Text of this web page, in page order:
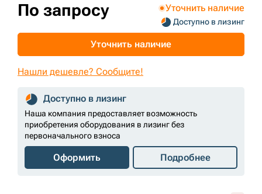
По запросу Уточнить наличие
Доступно в лизинг
Уточнить наличие
Нашли дешевле? Сообщите!
Доступно в лизинг
Наша компания предоставляет возможность
приобретения оборудования в лизинг без
первоначального взноса
Оформить Подробнее